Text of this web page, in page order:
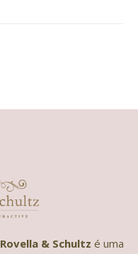
Rovella & Schultz é uma